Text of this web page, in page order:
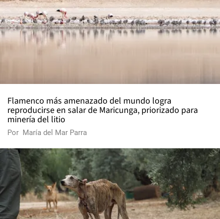
Flamenco más amenazado del mundo logra
reproducirse en salar de Maricunga, priorizado para
minería del litio
Por María del Mar Parra